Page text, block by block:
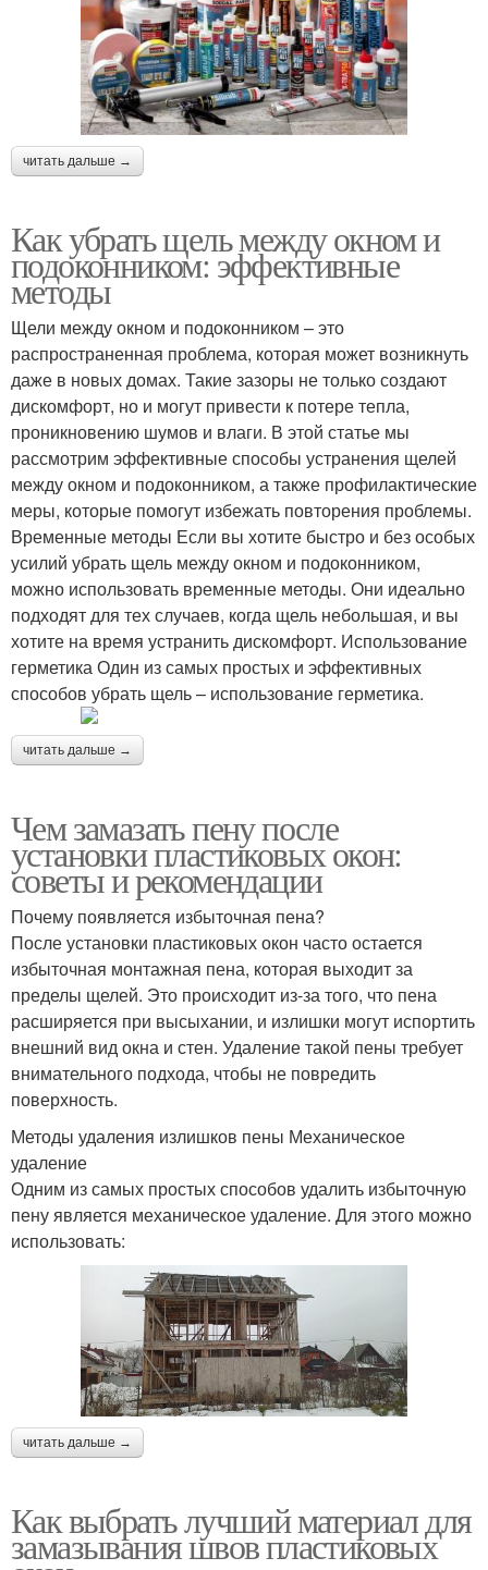
читать дальше →
Как убрать щель между окном и
подоконником: эффективные
методы
Щели между окном и подоконником – это
распространенная проблема, которая может возникнуть
даже в новых домах. Такие зазоры не только создают
дискомфорт, но и могут привести к потере тепла,
проникновению шумов и влаги. В этой статье мы
рассмотрим эффективные способы устранения щелей
между окном и подоконником, а также профилактические
меры, которые помогут избежать повторения проблемы.
Временные методы Если вы хотите быстро и без особых
усилий убрать щель между окном и подоконником,
можно использовать временные методы. Они идеально
подходят для тех случаев, когда щель небольшая, и вы
хотите на время устранить дискомфорт. Использование
герметика Один из самых простых и эффективных
способов убрать щель – использование герметика.
читать дальше →
Чем замазать пену после
установки пластиковых окон:
советы и рекомендации
Почему появляется избыточная пена?
После установки пластиковых окон часто остается
избыточная монтажная пена, которая выходит за
пределы щелей. Это происходит из-за того, что пена
расширяется при высыхании, и излишки могут испортить
внешний вид окна и стен. Удаление такой пены требует
внимательного подхода, чтобы не повредить
поверхность.
Методы удаления излишков пены Механическое
удаление
Одним из самых простых способов удалить избыточную
пену является механическое удаление. Для этого можно
использовать:
читать дальше →
Как выбрать лучший материал для
замазывания швов пластиковых